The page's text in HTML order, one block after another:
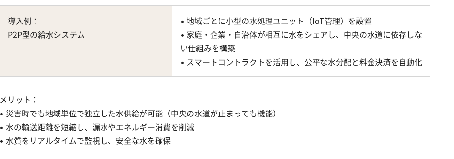
導入例：
P2P型の給水システム
• 地域ごとに小型の水処理ユニット（IoT管理）を設置
• 家庭・企業・自治体が相互に水をシェアし、中央の水道に依存しな
い仕組みを構築
• スマートコントラクトを活用し、公平な水分配と料金決済を自動化
メリット：
• 災害時でも地域単位で独立した水供給が可能（中央の水道が止まっても機能）
• 水の輸送距離を短縮し、漏水やエネルギー消費を削減
• 水質をリアルタイムで監視し、安全な水を確保